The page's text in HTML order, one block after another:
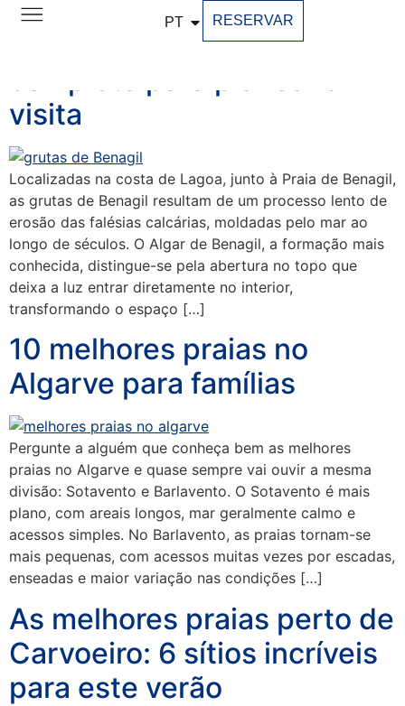
PT RESERVAR
Grutas de Benagil: guia
visita
Localizadas na costa de Lagoa, junto à Praia de Benagil,
as grutas de Benagil resultam de um processo lento de
erosão das falésias calcárias, moldadas pelo mar ao
longo de séculos. O Algar de Benagil, a formação mais
conhecida, distingue-se pela abertura no topo que
deixa a luz entrar diretamente no interior,
transformando o espaço […]
10 melhores praias no
Algarve para famílias
Pergunte a alguém que conheça bem as melhores
praias no Algarve e quase sempre vai ouvir a mesma
divisão: Sotavento e Barlavento. O Sotavento é mais
plano, com areais longos, mar geralmente calmo e
acessos simples. No Barlavento, as praias tornam-se
mais pequenas, com acessos muitas vezes por escadas,
enseadas e maior variação nas condições […]
As melhores praias perto de
Carvoeiro: 6 sítios incríveis
para este verão